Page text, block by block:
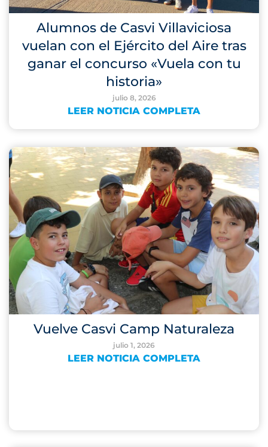
Alumnos de Casvi Villaviciosa
vuelan con el Ejército del Aire tras
ganar el concurso «Vuela con tu
historia»
julio 8, 2026
LEER NOTICIA COMPLETA
Vuelve Casvi Camp Naturaleza
julio 1, 2026
LEER NOTICIA COMPLETA